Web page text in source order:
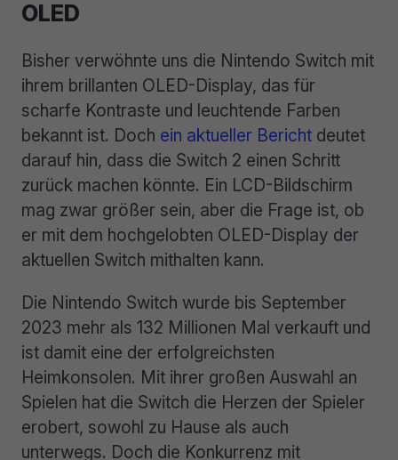
OLED
Bisher verwöhnte uns die Nintendo Switch mit
ihrem brillanten OLED-Display, das für
scharfe Kontraste und leuchtende Farben
bekannt ist. Doch ein aktueller Bericht deutet
darauf hin, dass die Switch 2 einen Schritt
zurück machen könnte. Ein LCD-Bildschirm
mag zwar größer sein, aber die Frage ist, ob
er mit dem hochgelobten OLED-Display der
aktuellen Switch mithalten kann.
Die Nintendo Switch wurde bis September
2023 mehr als 132 Millionen Mal verkauft und
ist damit eine der erfolgreichsten
Heimkonsolen. Mit ihrer großen Auswahl an
Spielen hat die Switch die Herzen der Spieler
erobert, sowohl zu Hause als auch
unterwegs. Doch die Konkurrenz mit